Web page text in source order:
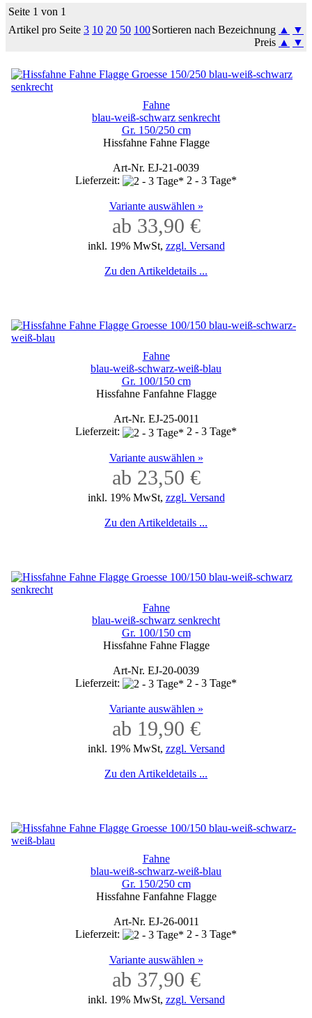
Seite 1 von 1
Artikel pro Seite 3 10 20 50 100Sortieren nach Bezeichnung ▲
▼
Preis ▲ ▼
Fahne
blau-weiß-schwarz senkrecht
Gr. 150/250 cm
Hissfahne Fahne Flagge
Art-Nr. EJ-21-0039
Lieferzeit:
2 - 3 Tage*
Variante auswählen »
ab 33,90 €
inkl. 19% MwSt, zzgl. Versand
Zu den Artikeldetails ...
Fahne
blau-weiß-schwarz-weiß-blau
Gr. 100/150 cm
Hissfahne Fanfahne Flagge
Art-Nr. EJ-25-0011
Lieferzeit:
2 - 3 Tage*
Variante auswählen »
ab 23,50 €
inkl. 19% MwSt, zzgl. Versand
Zu den Artikeldetails ...
Fahne
blau-weiß-schwarz senkrecht
Gr. 100/150 cm
Hissfahne Fahne Flagge
Art-Nr. EJ-20-0039
Lieferzeit:
2 - 3 Tage*
Variante auswählen »
ab 19,90 €
inkl. 19% MwSt, zzgl. Versand
Zu den Artikeldetails ...
Fahne
blau-weiß-schwarz-weiß-blau
Gr. 150/250 cm
Hissfahne Fanfahne Flagge
Art-Nr. EJ-26-0011
Lieferzeit:
2 - 3 Tage*
Variante auswählen »
ab 37,90 €
inkl. 19% MwSt, zzgl. Versand